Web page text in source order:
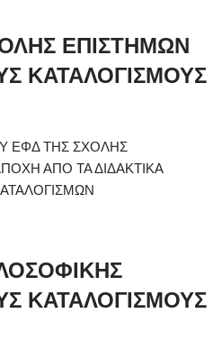
ΕΠΙΣΤΗΜΩΝ
ΚΑΤΑΛΟΓΙΣΜΟΥΣ
ΕΦΔ ΤΗΣ ΣΧΟΛΗΣ
ΑΠΟ ΤΑ ΔΙΔΑΚΤΙΚΑ
ΚΑΤΑΛΟΓΙΣΜΟΥΣ